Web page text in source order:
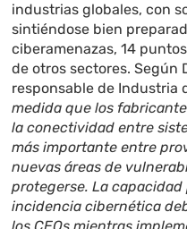
industrias globales, con
sintiéndose bien
ciberamenazas, 14
de otros sectores. Según
responsable de Industria
medida que los
la conectividad entre
más importante entre
nuevas áreas de
protegerse. La
incidencia cibernética